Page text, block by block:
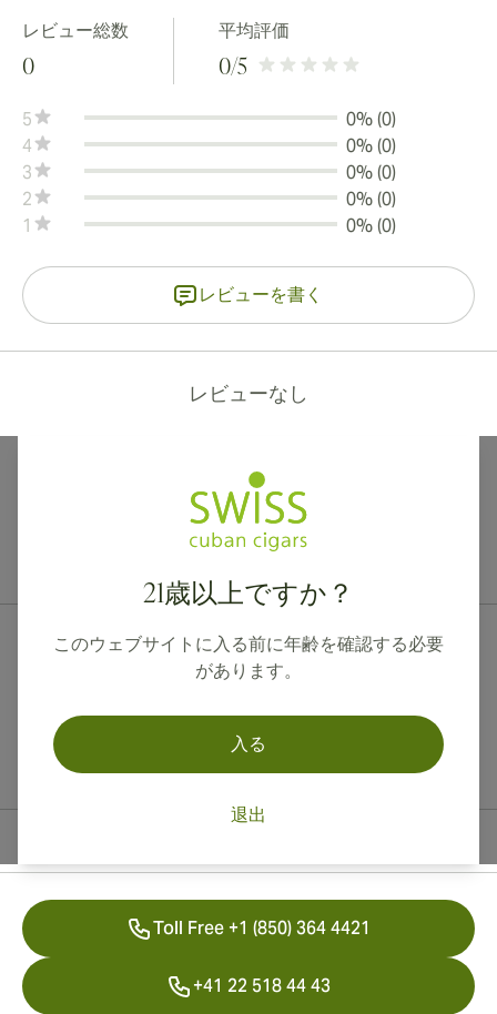
レビュー総数
0
平均評価
0/5
5
0% (0)
4
0% (0)
3
0% (0)
2
0% (0)
1
0% (0)
レビューを書く
レビューなし
21歳以上ですか？
このウェブサイトに入る前に年齢を確認する必要
があります。
入る
退出
Toll Free +1 (850) 364 4421
+41 22 518 44 43